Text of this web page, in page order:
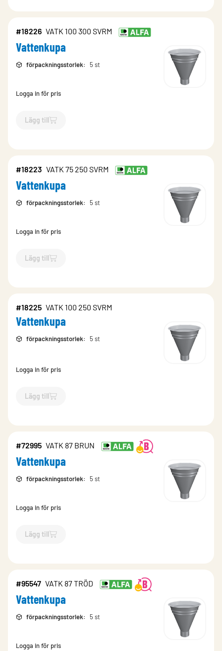
#18226 VATK 100 300 SVRM
Vattenkupa
förpackningsstorlek: 5 st
Logga in för pris
Lägg till
`$Lägg till
#18223 VATK 75 250 SVRM
Vattenkupa
förpackningsstorlek: 5 st
Logga in för pris
Lägg till
`$Lägg till
#18225 VATK 100 250 SVRM
Vattenkupa
förpackningsstorlek: 5 st
Logga in för pris
Lägg till
`$Lägg till
#72995 VATK 87 BRUN
Vattenkupa
förpackningsstorlek: 5 st
Logga in för pris
Lägg till
`$Lägg till
#95547 VATK 87 TRÖD
Vattenkupa
förpackningsstorlek: 5 st
Logga in för pris